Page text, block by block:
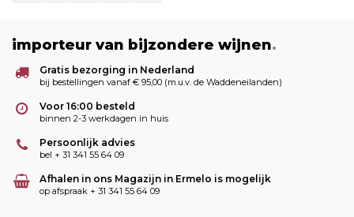
importeur van bijzondere wijnen.
Gratis bezorging in Nederland
bij bestellingen vanaf € 95,00 (m.u.v. de Waddeneilanden)
Voor 16:00 besteld
binnen 2-3 werkdagen in huis
Persoonlijk advies
bel + 31 341 55 64 09
Afhalen in ons Magazijn in Ermelo is mogelijk
op afspraak + 31 341 55 64 09